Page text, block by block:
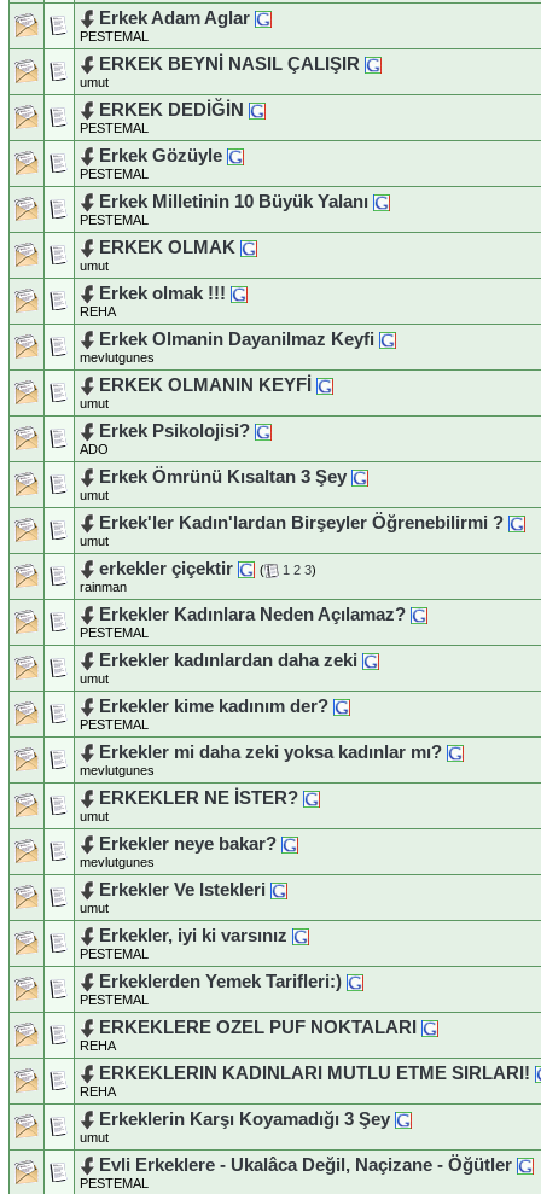
Erkek Adam Aglar
PESTEMAL
ERKEK BEYNİ NASIL ÇALIŞIR
umut
ERKEK DEDİĞİN
PESTEMAL
Erkek Gözüyle
PESTEMAL
Erkek Milletinin 10 Büyük Yalanı
PESTEMAL
ERKEK OLMAK
umut
Erkek olmak !!!
REHA
Erkek Olmanin Dayanilmaz Keyfi
mevlutgunes
ERKEK OLMANIN KEYFİ
umut
Erkek Psikolojisi?
ADO
Erkek Ömrünü Kısaltan 3 Şey
umut
Erkek'ler Kadın'lardan Birşeyler Öğrenebilirmi ?
umut
erkekler çiçektir ( 1 2 3)
rainman
Erkekler Kadınlara Neden Açılamaz?
PESTEMAL
Erkekler kadınlardan daha zeki
umut
Erkekler kime kadınım der?
PESTEMAL
Erkekler mi daha zeki yoksa kadınlar mı?
mevlutgunes
ERKEKLER NE İSTER?
umut
Erkekler neye bakar?
mevlutgunes
Erkekler Ve Istekleri
umut
Erkekler, iyi ki varsınız
PESTEMAL
Erkeklerden Yemek Tarifleri:)
PESTEMAL
ERKEKLERE OZEL PUF NOKTALARI
REHA
ERKEKLERIN KADINLARI MUTLU ETME SIRLARI!
REHA
Erkeklerin Karşı Koyamadığı 3 Şey
umut
Evli Erkeklere - Ukalâca Değil, Naçizane - Öğütler
PESTEMAL